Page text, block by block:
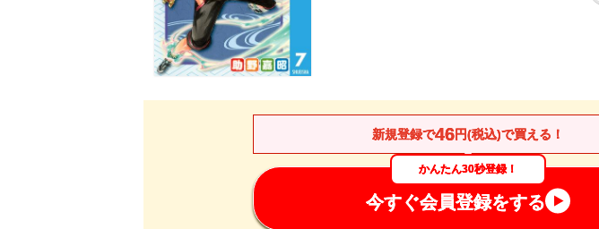
新規登録で46円(税込)で買える！
かんたん30秒登録！
今すぐ会員登録をする